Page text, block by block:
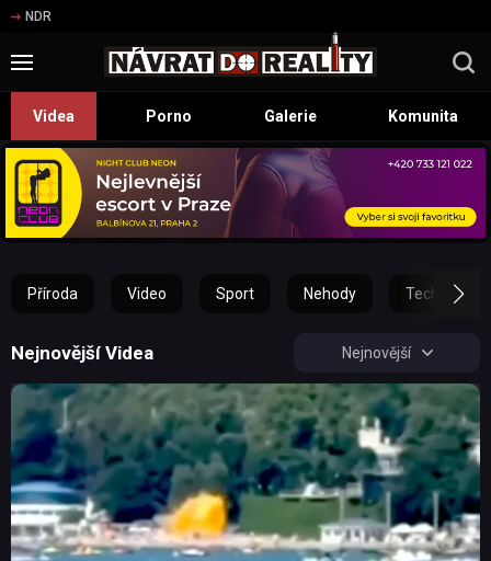
NDR
Videa Porno Galerie Komunita
Příroda Video Sport Nehody Technika
Nejnovější Videa Nejnovější